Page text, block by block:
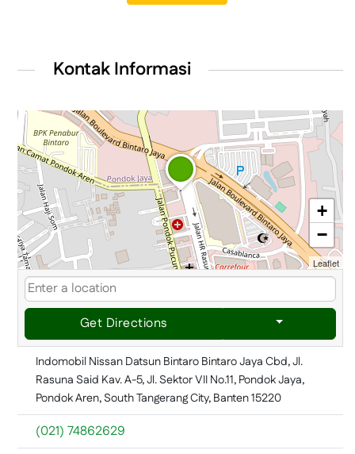
Kontak Informasi
+
−
Leaflet
Get Directions
Indomobil Nissan Datsun Bintaro Bintaro Jaya Cbd, Jl.
Rasuna Said Kav. A-5, Jl. Sektor VII No.11, Pondok Jaya,
Pondok Aren, South Tangerang City, Banten 15220
(021) 74862629